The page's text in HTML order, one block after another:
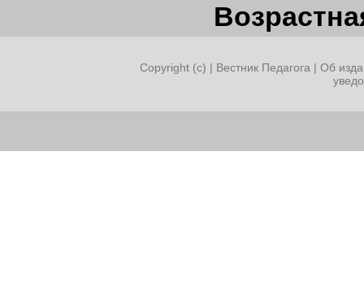
Copyright (c) | Вестник Педагога | Об